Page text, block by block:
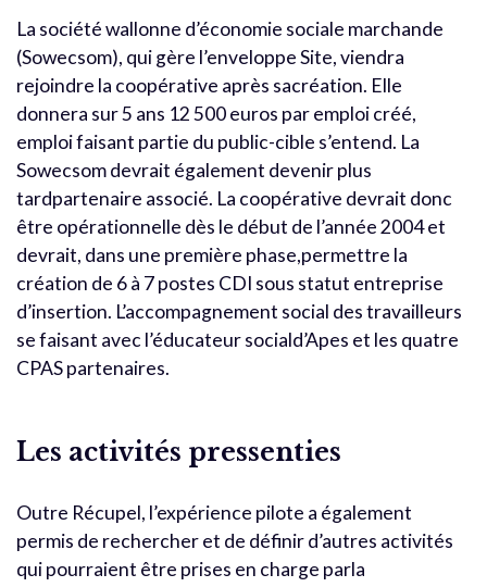
La société wallonne d’économie sociale marchande
(Sowecsom), qui gère l’enveloppe Site, viendra
rejoindre la coopérative après sacréation. Elle
donnera sur 5 ans 12 500 euros par emploi créé,
emploi faisant partie du public-cible s’entend. La
Sowecsom devrait également devenir plus
tardpartenaire associé. La coopérative devrait donc
être opérationnelle dès le début de l’année 2004 et
devrait, dans une première phase,permettre la
création de 6 à 7 postes CDI sous statut entreprise
d’insertion. L’accompagnement social des travailleurs
se faisant avec l’éducateur sociald’Apes et les quatre
CPAS partenaires.
Les activités pressenties
Outre Récupel, l’expérience pilote a également
permis de rechercher et de définir d’autres activités
qui pourraient être prises en charge parla